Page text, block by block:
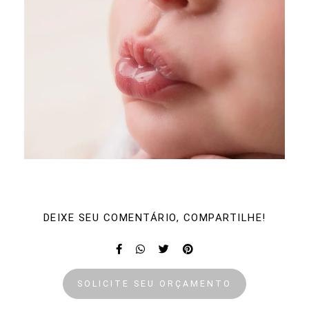
DEIXE SEU COMENTÁRIO, COMPARTILHE!
SOLICITE SEU ORÇAMENTO